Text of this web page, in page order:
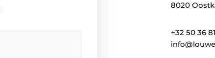
8020
+32 50 36